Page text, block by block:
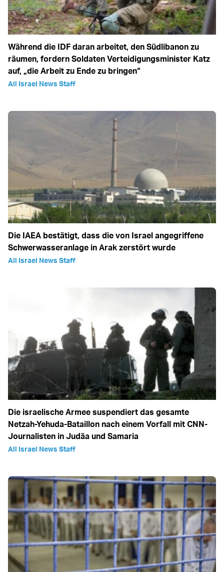
Während die IDF daran arbeitet, den Südlibanon zu
räumen, fordern Soldaten Verteidigungsminister Katz
auf, „die Arbeit zu Ende zu bringen“
All Israel News Staff
Die IAEA bestätigt, dass die von Israel angegriffene
Schwerwasseranlage in Arak zerstört wurde
All Israel News Staff
Die israelische Armee suspendiert das gesamte
Netzah-Yehuda-Bataillon nach einem Vorfall mit CNN-
Journalisten in Judäa und Samaria
All Israel News Staff